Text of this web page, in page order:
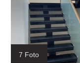
7 Foto